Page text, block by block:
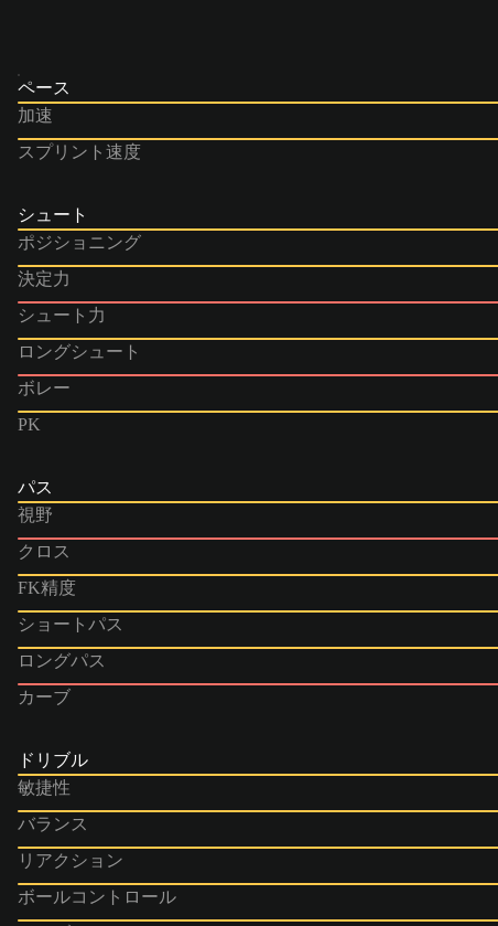
ペース
加速
スプリント速度
シュート
ポジショニング
決定力
シュート力
ロングシュート
ボレー
PK
パス
視野
クロス
FK精度
ショートパス
ロングパス
カーブ
ドリブル
敏捷性
バランス
リアクション
ボールコントロール